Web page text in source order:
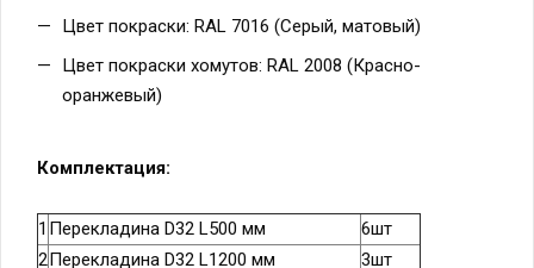
Цвет покраски: RAL 7016 (Серый, матовый)
Цвет покраски хомутов: RAL 2008 (Красно-
оранжевый)
Комплектация:
1 Перекладина D32 L500 мм
6шт
2 Перекладина D32 L1200 мм 3шт